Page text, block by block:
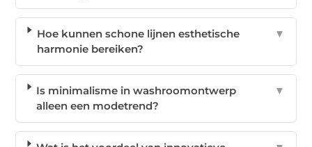
Hoe kunnen schone lijnen esthetische
harmonie bereiken?
▼
Is minimalisme in washroomontwerp
alleen een modetrend?
▼